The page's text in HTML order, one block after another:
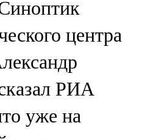
центра
РИА
уже на